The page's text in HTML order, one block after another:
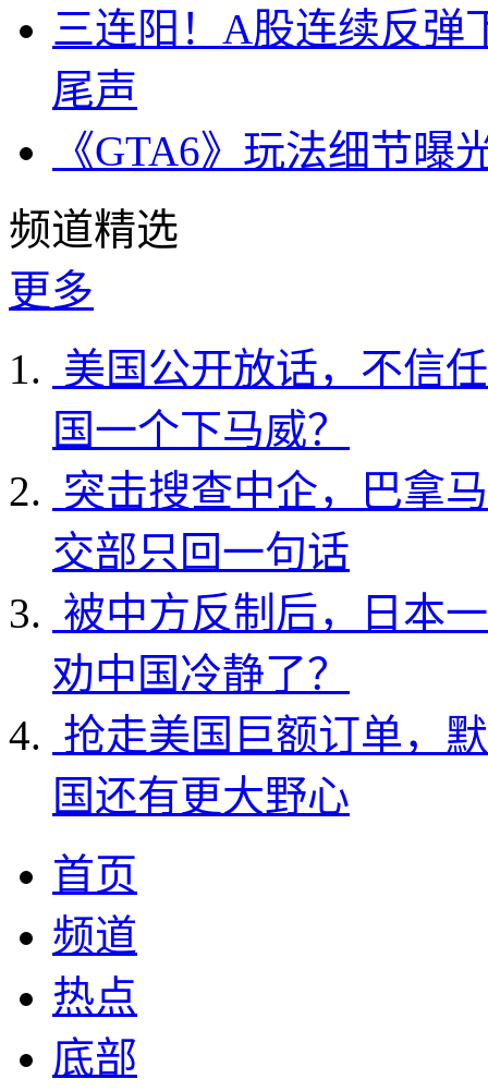
三连阳！A股连续反弹
尾声
《GTA6》玩法细节
频道精选
更多
美国公开放话，不信
国一个下马威？
突击搜查中企，巴拿
交部只回一句话
被中方反制后，日本
劝中国冷静了？
抢走美国巨额订单，
国还有更大野心
首页
频道
热点
底部